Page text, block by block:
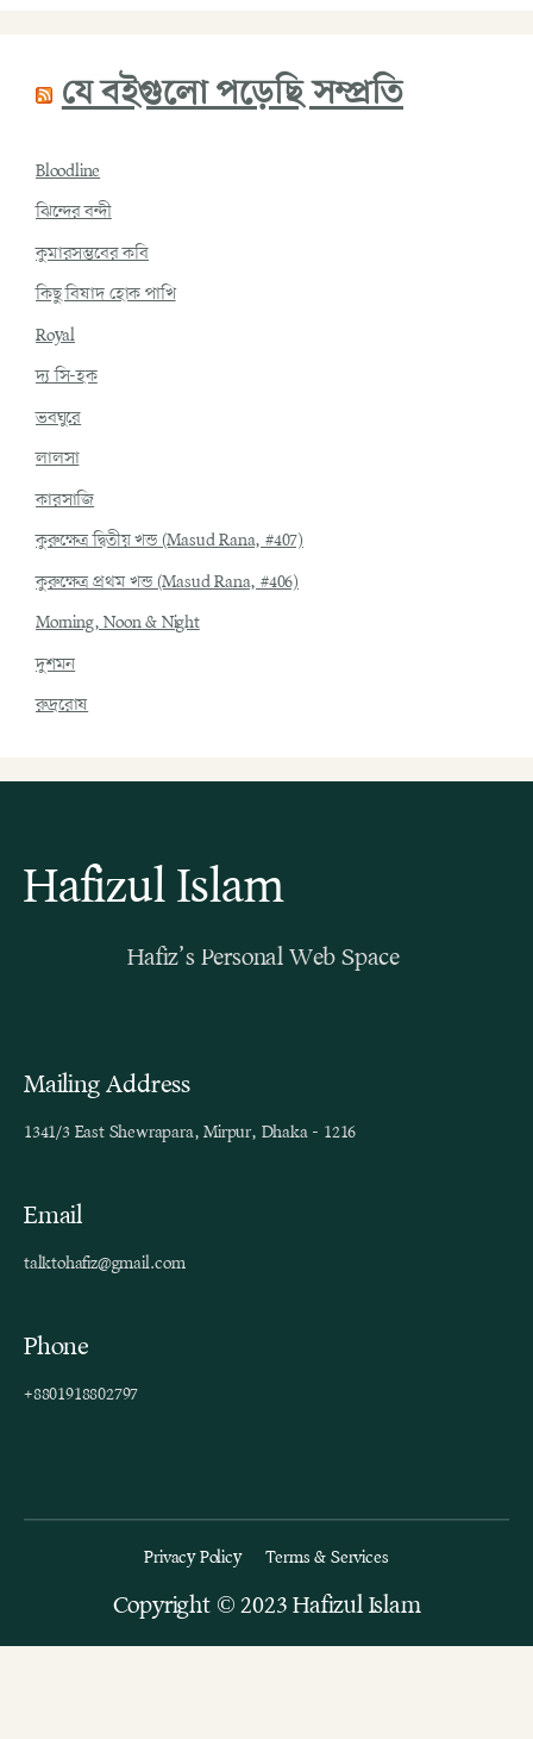
যে বইগুলো পড়েছি সম্প্রতি
Bloodline
ঝিন্দের বন্দী
কুমারসম্ভবের কবি
কিছু বিষাদ হোক পাখি
Royal
দ্য সি-হক
ভবঘুরে
লালসা
কারসাজি
কুরুক্ষেত্র দ্বিতীয় খন্ড (Masud Rana, #407)
কুরুক্ষেত্র প্রথম খন্ড (Masud Rana, #406)
Morning, Noon & Night
দুশমন
রুদ্ররোষ
Hafizul Islam
Hafiz’s Personal Web Space
Mailing Address
1341/3 East Shewrapara, Mirpur, Dhaka - 1216
Email
talktohafiz@gmail.com
Phone
+8801918802797
Copyright © 2023 Hafizul Islam
Privacy Policy Terms & Services